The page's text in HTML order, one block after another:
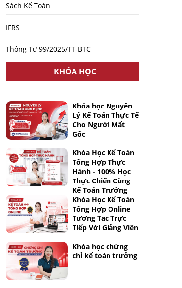
Sách Kế Toán
IFRS
Thông Tư 99/2025/TT-BTC
KHÓA HỌC
Khóa học Nguyên
Lý Kế Toán Thực Tế
Cho Người Mất
Gốc
Khóa Học Kế Toán
Tổng Hợp Thực
Hành - 100% Học
Thực Chiến Cùng
Kế Toán Trưởng
Khóa Học Kế Toán
Tổng Hợp Online
Tương Tác Trực
Tiếp Với Giảng Viên
Khóa học chứng
chỉ kế toán trưởng